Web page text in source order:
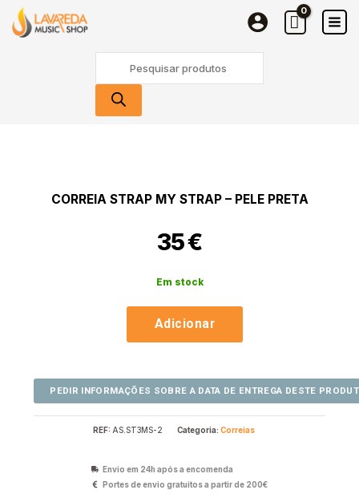
content
search
CORREIA STRAP MY STRAP – PELE PRETA
35€
Em stock
STRAP
My
Adicionar
REF: AS.ST3MS-2 Categoria: Correias
Envio em 24h após a encomenda
Portes de envio gratuitos a partir de 200€
My
Strap